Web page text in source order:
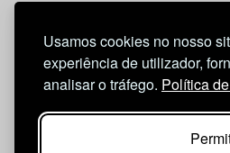
Usamos cookies no nosso
experiência de utilizador,
analisar o tráfego. Política